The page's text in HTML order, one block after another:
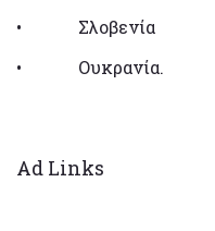
• Σλοβενία
• Ουκρανία.
Ad Links